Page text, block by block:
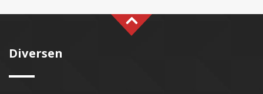
Diversen